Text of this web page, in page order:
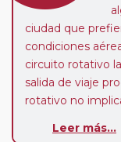
ciudad que
condiciones
circuito rotativo
salida de viaje
rotativo no
posibilidad de
Leer más...